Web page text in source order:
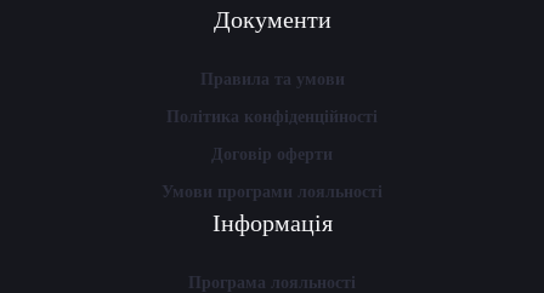
Документи
Правила та умови
Політика конфіденційності
Договір оферти
Умови програми лояльності
Інформація
Програма лояльності